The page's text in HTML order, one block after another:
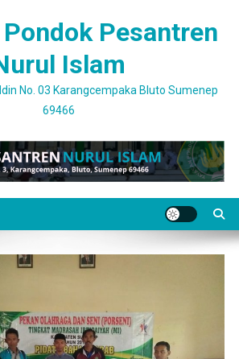
Pesantren
Islam
No. 03 Karangcempaka Bluto Sumenep
69466